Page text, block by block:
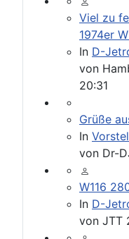
Viel zu
1974er
In D-
von
20:31
Grüße
In
von Dr-
W116
In D-
von JTT